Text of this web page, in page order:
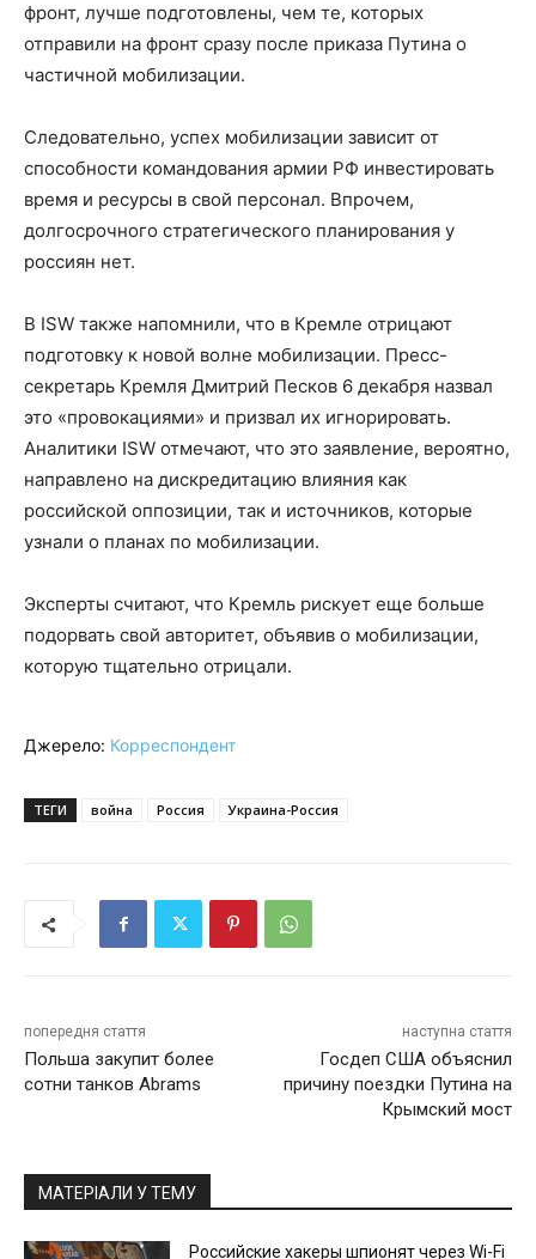
фронт, лучше подготовлены, чем те, которых
отправили на фронт сразу после приказа Путина о
частичной мобилизации.
Следовательно, успех мобилизации зависит от
способности командования армии РФ инвестировать
время и ресурсы в свой персонал. Впрочем,
долгосрочного стратегического планирования у
россиян нет.
В ISW также напомнили, что в Кремле отрицают
подготовку к новой волне мобилизации. Пресс-
секретарь Кремля Дмитрий Песков 6 декабря назвал
это «провокациями» и призвал их игнорировать.
Аналитики ISW отмечают, что это заявление, вероятно,
направлено на дискредитацию влияния как
российской оппозиции, так и источников, которые
узнали о планах по мобилизации.
Эксперты считают, что Кремль рискует еще больше
подорвать свой авторитет, объявив о мобилизации,
которую тщательно отрицали.
Джерело: Корреспондент
ТЕГИ война Россия Украина-Россия
попередня стаття
Польша закупит более
сотни танков Abrams
наступна стаття
Госдеп США объяснил
причину поездки Путина на
Крымский мост
МАТЕРІАЛИ У ТЕМУ
Российские хакеры шпионят через Wi-Fi